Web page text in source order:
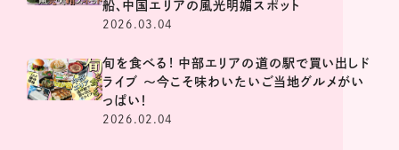
船、中国エリアの風光明媚スポット
2026.03.04
旬を食べる! 中部エリアの道の駅で買い出しド
ライブ ～今こそ味わいたいご当地グルメがい
っぱい！
2026.02.04